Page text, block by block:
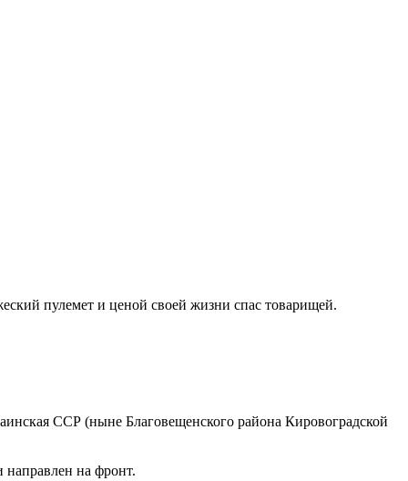
пулемет и ценой своей жизни спас товарищей.
ССР (ныне Благовещенского района Кировоградской
на фронт.